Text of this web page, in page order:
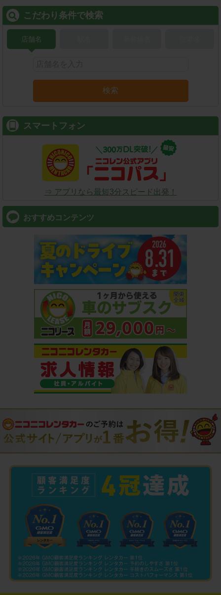
こだわり条件で検索
店舗名
検索
スマートフォン
⇒ アプリなら最短3分スピード出発！
おすすめコンテンツ